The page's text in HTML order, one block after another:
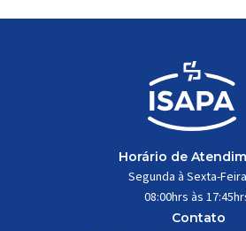
Horário de
Segunda à Sexta-
08:00hrs às
Contato